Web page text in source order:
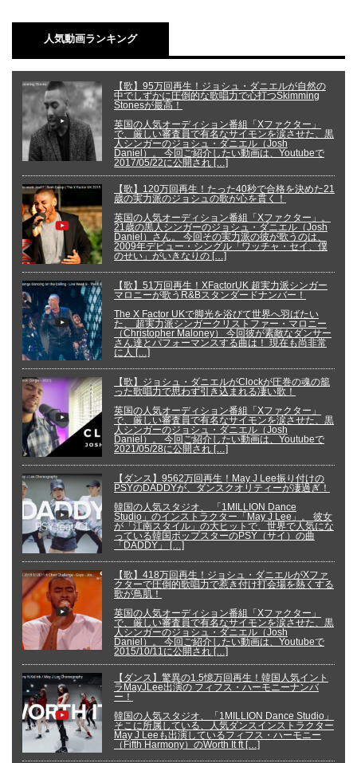
人気動画ランキング
【歌】95万回再生！ジョシュ・ダニエルが自然の
中でしずかに圧倒的な歌唱力で心打つSkimming
Stonesが最高！
英国の人気オーディション番組「Xファクター」
で、厳しい審査員で有名なサイモンを涙させた、黒
人シンガーのジョシュ・ダニエル（Josh
Daniel）。 今回ご紹介したい動画は、Youtubeで
2017/05/22に公開され […]
【歌】120万回再生！たった40秒で合格を決めた21
歳の実力派のジョシュの歌が心を貫く！
英国の人気オーディション番組「Xファクター」。
21歳の黒人シンガーのジョシュ・ダニエル（Josh
Daniel）さん。 今回その実力派の彼が歌うのは、
2009年デビュー・シングル「ワッチャ・セイ、僕
のせい」がいきなりの […]
【歌】51万回再生！XFactorUK 超実力派シンガー
マロニーが歌うR&Bスタンダードナンバー！
The X Factor UKで脚光を浴びて世界へ羽ばたい
た、 超実力派シンガークリストファー・マロニー
（Christopher Maloney） 今回彼が素敵なダンサー
さん達とパフォーマンスする曲は！ 現在も尚非常
に人 […]
【歌】ジョシュ・ダニエルがClockが圧巻の魂の籠
った歌唱力で思わず引き込まれる凄い歌！
英国の人気オーディション番組「Xファクター」
で、厳しい審査員で有名なサイモンを涙させた、黒
人シンガーのジョシュ・ダニエル（Josh
Daniel）。 今回ご紹介したい動画は、Youtubeで
2021/05/28に公開され […]
【ダンス】9562万回再生！May J Lee振り付けの
PSYのDADDYが、ダンスクオリティーが凄過ぎ！
韓国の人気スタジオ、 「1MILLION Dance
Studio」のインストラクター「May J Lee」。 彼女
が「江南スタイル」の大ヒットで、世界で人気にな
っている韓国ポップスターのPSY（サイ）の曲
「DADDY」 […]
【歌】418万回再生！ジョシュ・ダニエルがXファ
クターで圧倒的歌唱力で惹き付け打会場を熱くする
歌が鳥肌！
英国の人気オーディション番組「Xファクター」
で、厳しい審査員で有名なサイモンを涙させた、黒
人シンガーのジョシュ・ダニエル（Josh
Daniel）。 今回ご紹介したい動画は、Youtubeで
2015/10/11に公開され […]
【ダンス】驚異の1.5憶万回再生！韓国人気イント
ラMayJLee出演の フィフス・ハーモニーナンバ
ー！
韓国の人気スタジオ、「1MILLION Dance Studio」
そこに所属している、人気ダンスインストラクター
May J Leeも出演しているフィフス・ハーモニー
（Fifth Harmony）のWorth It ft […]